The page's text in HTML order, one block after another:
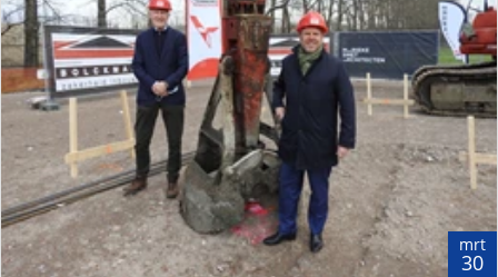
mrt
30